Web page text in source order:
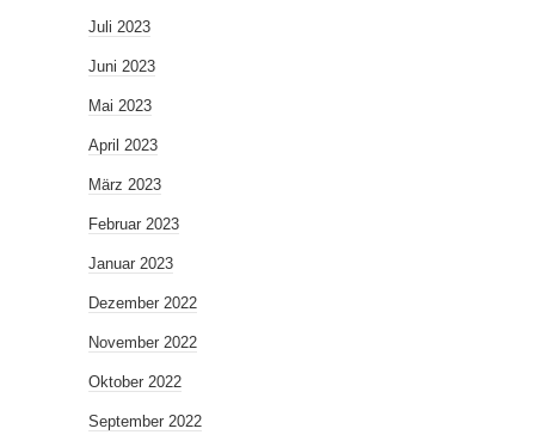
Juli 2023
Juni 2023
Mai 2023
April 2023
März 2023
Februar 2023
Januar 2023
Dezember 2022
November 2022
Oktober 2022
September 2022